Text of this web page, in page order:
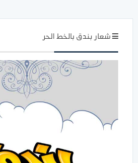
شعار بندق بالخط الحر